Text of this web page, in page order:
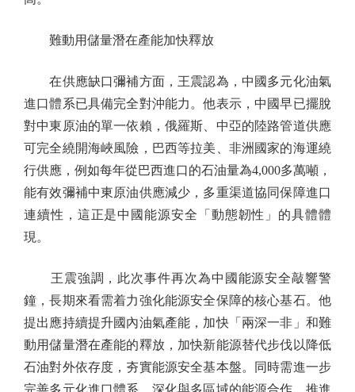
難動用儲量潛在產能加快釋放
在供應缺口彌補方面，王震認為，中國多元化油氣
進口體系已具備完全對沖能力。他表示，中國早已擺脫
對中東原油的單一依賴，俄羅斯、中亞的陸路管道供應
可完全繞開海峽風險，巴西等拉美、非洲國家的海運繞
行供應，例如每年從巴西進口的石油量為4,000多萬噸，
能有效彌補中東原油供應減少，多重渠道協同保障進口
連續性，這正是中國能源安全「動態韌性」的具體體
現。
王震強調，此次事件再次為中國能源安全敲響警
鐘，長期來看需着力強化能源安全保障的核心基石。他
提出應持續提升國內油氣產能，加快「兩深一非」和難
動用儲量潛在產能的釋放，加快新能源替代步伐以降低
石油對外依存度，夯實能源安全基本盤。同時需進一步
完善多元化進口體系，深化與多區域的能源合作，推進